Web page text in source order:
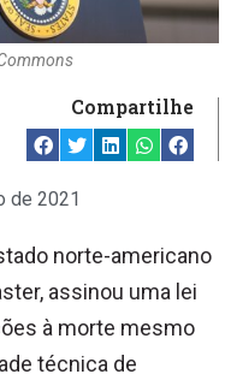
Compartilhe
de 2021
norte-americano
assinou uma lei
à morte mesmo
técnica de